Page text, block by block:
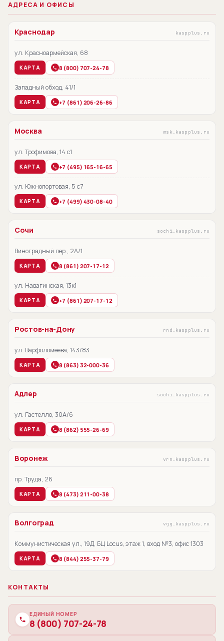
АДРЕСА И ОФИСЫ
Краснодар kaspplus.ru
ул. Красноармейская, 68
КАРТА 8 (800) 707-24-78
Западный обход, 41/1
КАРТА +7 (861) 206-26-86
Москва msk.kaspplus.ru
ул. Трофимова, 14 с1
КАРТА +7 (495) 165-16-65
ул. Южнопортовая, 5 с7
КАРТА +7 (499) 430-08-40
Сочи sochi.kaspplus.ru
Виноградный пер., 2А/1
КАРТА 8 (861) 207-17-12
ул. Навагинская, 13к1
КАРТА +7 (861) 207-17-12
Ростов-на-Дону rnd.kaspplus.ru
ул. Варфоломеева, 143/83
КАРТА 8 (863) 32-000-36
Адлер sochi.kaspplus.ru
ул. Гастелло, 30А/6
КАРТА 8 (862) 555-26-69
Воронеж vrn.kaspplus.ru
пр. Труда, 26
КАРТА 8 (473) 211-00-38
Волгоград vgg.kaspplus.ru
Коммунистическая ул., 19Д, БЦ Locus, этаж 1, вход №3, офис 1303
КАРТА 8 (844) 255-37-79
КОНТАКТЫ
ЕДИНЫЙ НОМЕР
8 (800) 707-24-78